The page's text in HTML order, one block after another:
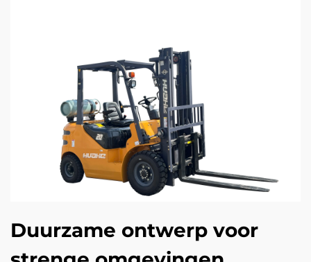
Duurzame ontwerp voor